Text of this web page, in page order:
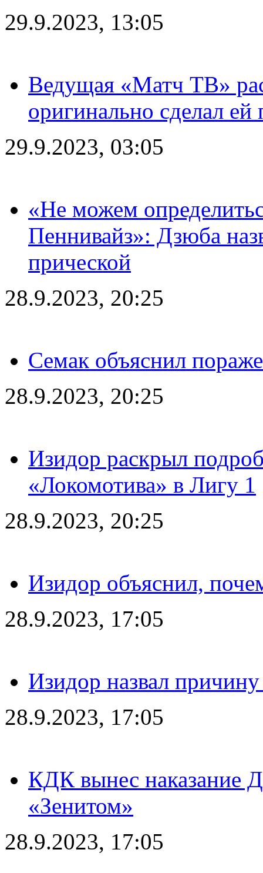
29.9.2023, 13:05
Ведущая «Матч ТВ»
оригинально сделал ей
29.9.2023, 03:05
«Не можем
Пеннивайз»: Дзюба
прической
28.9.2023, 20:25
Семак объяснил
28.9.2023, 20:25
Изидор раскрыл
«Локомотива» в Лигу 1
28.9.2023, 20:25
Изидор объяснил,
28.9.2023, 17:05
Изидор назвал
28.9.2023, 17:05
КДК вынес наказание
«Зенитом»
28.9.2023, 17:05